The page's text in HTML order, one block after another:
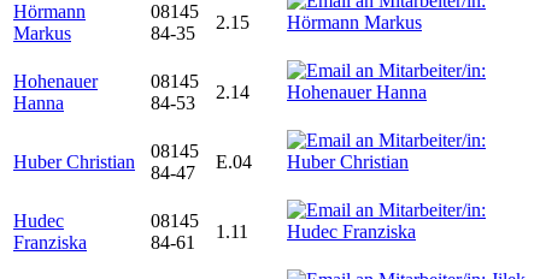
Hörmann
Markus
08145
84-35
2.15
Hohenauer
Hanna
08145
84-53
2.14
Huber Christian
08145
84-47
E.04
Hudec
Franziska
08145
84-61
1.11